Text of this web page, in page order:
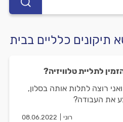
תיקונים כלליים בבית
לתליית טלוויזיה?
רוצה לתלות אותה בסלון,
את העבודה?
רוני 08.06.2022